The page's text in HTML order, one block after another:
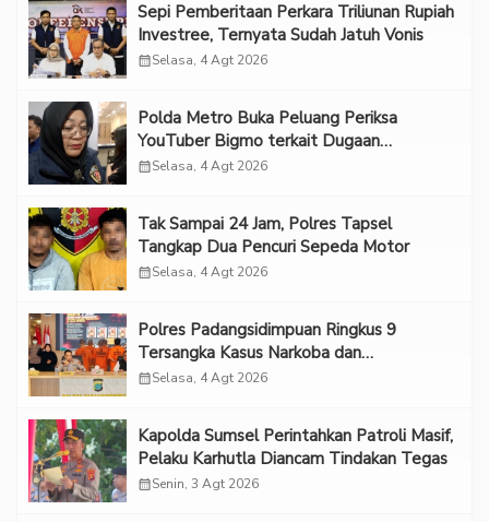
Sepi Pemberitaan Perkara Triliunan Rupiah
Investree, Ternyata Sudah Jatuh Vonis
calendar_monthSelasa, 4 Agt 2026
Polda Metro Buka Peluang Periksa
YouTuber Bigmo terkait Dugaan
Eksploitasi Anak
calendar_monthSelasa, 4 Agt 2026
Tak Sampai 24 Jam, Polres Tapsel
Tangkap Dua Pencuri Sepeda Motor
calendar_monthSelasa, 4 Agt 2026
Polres Padangsidimpuan Ringkus 9
Tersangka Kasus Narkoba dan
Penganiayaan
calendar_monthSelasa, 4 Agt 2026
Kapolda Sumsel Perintahkan Patroli Masif,
Pelaku Karhutla Diancam Tindakan Tegas
calendar_monthSenin, 3 Agt 2026